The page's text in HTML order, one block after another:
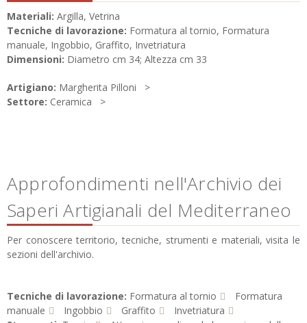
Materiali: Argilla, Vetrina
Tecniche di lavorazione: Formatura al tornio, Formatura
manuale, Ingobbio, Graffito, Invetriatura
Dimensioni: Diametro cm 34; Altezza cm 33
Artigiano: Margherita Pilloni
Settore: Ceramica
Approfondimenti nell'Archivio dei
Saperi Artigianali del Mediterraneo
Per conoscere territorio, tecniche, strumenti e materiali, visita le
sezioni dell'archivio.
Tecniche di lavorazione: Formatura al tornio
Formatura
manuale
Ingobbio Graffito
Invetriatura